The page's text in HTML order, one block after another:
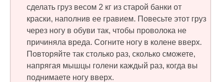
сделать груз весом 2 кг из старой банки от
краски, наполнив ее гравием. Повесьте этот груз
через ногу в обуви так, чтобы проволока не
причиняла вреда. Согните ногу в колене вверх.
Повторяйте так столько раз, сколько сможете,
напрягая мышцы голени каждый раз, когда вы
поднимаете ногу вверх.